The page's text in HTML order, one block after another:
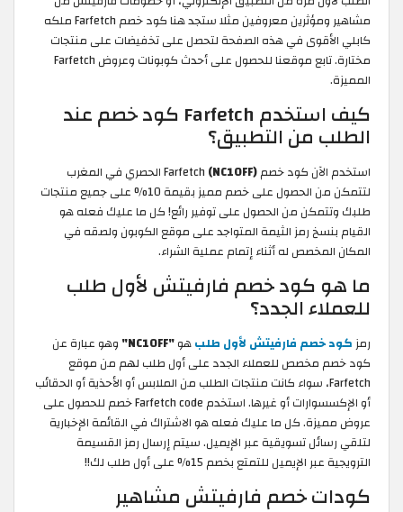
مشاهير ومؤثرين معروفين مثلا ستجد هنا كود خصم Farfetch ملكه
كابلي الأقوى في هذه الصفحة لتحصل على تخفيضات على منتجات
مختارة. تابع موقعنا للحصول على أحدث كوبونات وعروض Farfetch
المميزة.
كيف استخدم Farfetch كود خصم عند
الطلب من التطبيق؟
استخدم الآن كود خصم Farfetch(NC10FF)
الحصري في المغرب
لتتمكن من الحصول على خصم مميز بقيمة 10% على جميع منتجات
طلبك وتتمكن من الحصول على توفير رائع! كل ما عليك فعله هو
القيام بنسخ رمز الثيمة المتواجد على موقع الكوبون ولصقه في
المكان المخصص له أثناء إتمام عملية الشراء.
ما هو كود خصم فارفيتش لأول طلب
للعملاء الجدد؟
رمزكود خصم فارفيتش لأول طلبهو"NC10FF"
وهو عبارة عن
كود خصم مخصص للعملاء الجدد على أول طلب لهم من موقع
Farfetch، سواء كانت منتجات الطلب من الملابس أو الأحذية أو الحقائب
أو الإكسسوارات أو غيرها. استخدم Farfetch code خصم للحصول على
عروض مميزة. كل ما عليك فعله هو الاشتراك في القائمة الإخبارية
لتلقي رسائل تسويقية عبر الإيميل. سيتم إرسال رمز القسيمة
الترويجية عبر الإيميل للتمتع بخصم 15% على أول طلب لك!!
كودات خصم فارفيتش مشاهير